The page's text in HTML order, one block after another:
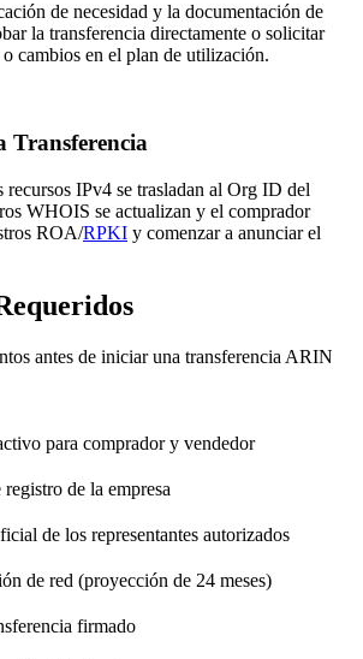
de necesidad y la documentación de
la transferencia directamente o solicitar
cambios en el plan de utilización.
Transferencia
recursos IPv4 se trasladan al Org ID del
WHOIS se actualizan y el comprador
ROA/RPKI y comenzar a anunciar el
antes de iniciar una transferencia ARIN
para comprador y vendedor
de la empresa
de los representantes autorizados
de red (proyección de 24 meses)
firmado